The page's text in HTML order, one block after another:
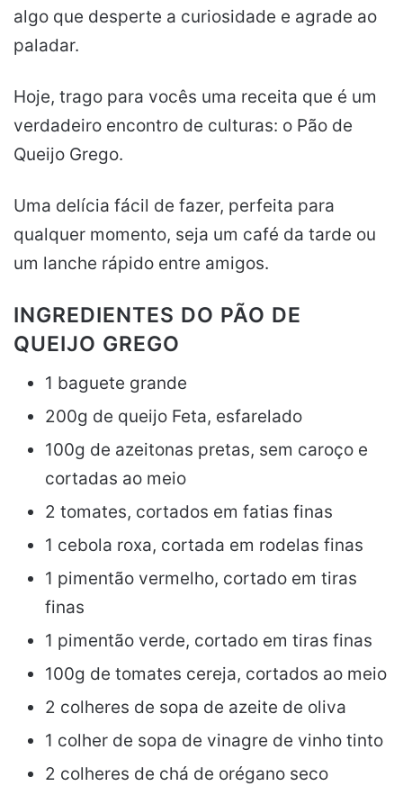
algo que desperte a curiosidade e agrade ao
paladar.
Hoje, trago para vocês uma receita que é um
verdadeiro encontro de culturas: o Pão de
Queijo Grego.
Uma delícia fácil de fazer, perfeita para
qualquer momento, seja um café da tarde ou
um lanche rápido entre amigos.
INGREDIENTES DO PÃO DE
QUEIJO GREGO
1 baguete grande
200g de queijo Feta, esfarelado
100g de azeitonas pretas, sem caroço e
cortadas ao meio
2 tomates, cortados em fatias finas
1 cebola roxa, cortada em rodelas finas
1 pimentão vermelho, cortado em tiras
finas
1 pimentão verde, cortado em tiras finas
100g de tomates cereja, cortados ao meio
2 colheres de sopa de azeite de oliva
1 colher de sopa de vinagre de vinho tinto
2 colheres de chá de orégano seco